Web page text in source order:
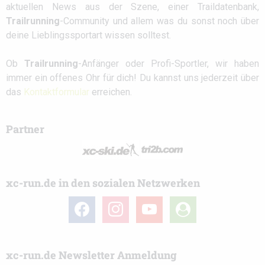
aktuellen News aus der Szene, einer Traildatenbank,
Trailrunning-Community und allem was du sonst noch über
deine Lieblingssportart wissen solltest.
Ob Trailrunning-Anfänger oder Profi-Sportler, wir haben
immer ein offenes Ohr für dich! Du kannst uns jederzeit über
das Kontaktformular erreichen.
Partner
xc-run.de in den sozialen Netzwerken
facebook instagramyoutube
user-
circle
xc-run.de Newsletter Anmeldung